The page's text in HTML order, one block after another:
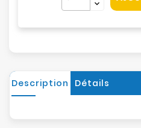
Description Détails